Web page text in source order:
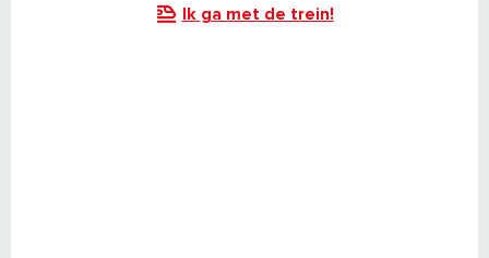
Ik ga met de trein!